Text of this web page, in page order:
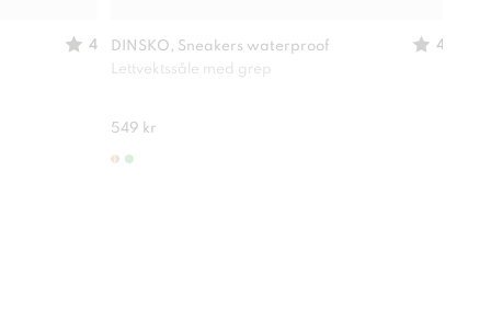
4
DINSKO, Sneakers waterproof
4
Lettvektssåle med grep
549 kr